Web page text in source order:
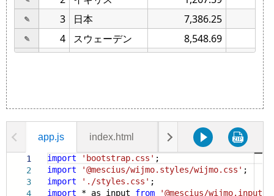
app.js index.html data.js styles.css
1
2
3
4
import 'bootstrap.css' ;
import
'@mescius/wijmo.styles/wijmo.css' ;
import
'./styles.css' ;
import * as input from '@mescius/wijmo.input'